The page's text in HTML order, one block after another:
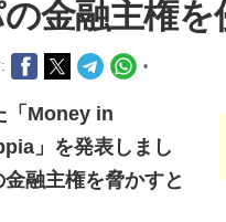
金融主権を
•
「Money in
」を発表しまし
融主権を脅かすと